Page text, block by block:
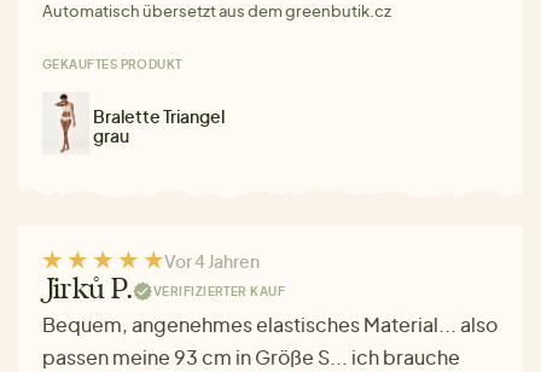
Automatisch übersetzt aus dem greenbutik.cz
GEKAUFTES PRODUKT
Bralette Triangel
grau
Vor 4 Jahren
Jirků P. VERIFIZIERTER KAUF
Bequem, angenehmes elastisches Material... also
passen meine 93 cm in Größe S... ich brauche